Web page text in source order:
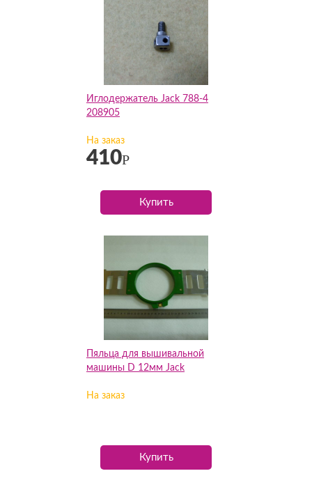
Иглодержатель Jack 788-4
208905
На заказ
410Р
Купить
Пяльца для вышивальной
машины D 12мм Jack
На заказ
Купить